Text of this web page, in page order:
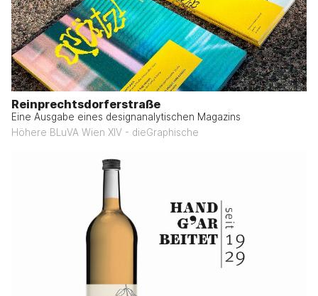
Reinprechtsdorferstraße
Eine Ausgabe eines designanalytischen Magazins
Höhere BLuVA Wien XIV - dieGraphische